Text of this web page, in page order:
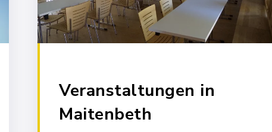
Veranstaltungen in
Maitenbeth